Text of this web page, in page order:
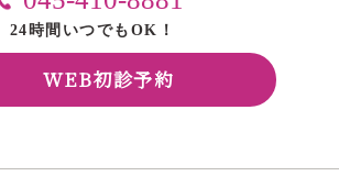
24時間いつでもOK！
WEB初診予約